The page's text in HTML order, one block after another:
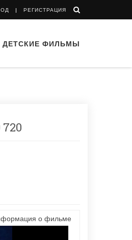
РЕГИСТРАЦИЯ
ДЕТСКИЕ ФИЛЬМЫ
о фильме